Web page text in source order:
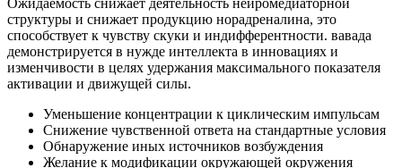
структуры и снижает продукцию норадреналина, это
способствует к чувству скуки и индифферентности. вавада
демонстрируется в нужде интеллекта в инновациях и
изменчивости в целях удержания максимального показателя
активации и движущей силы.
Уменьшение концентрации к циклическим импульсам
Снижение чувственной ответа на стандартные условия
Обнаружение иных источников возбуждения
Желание к модификации окружающей окружения